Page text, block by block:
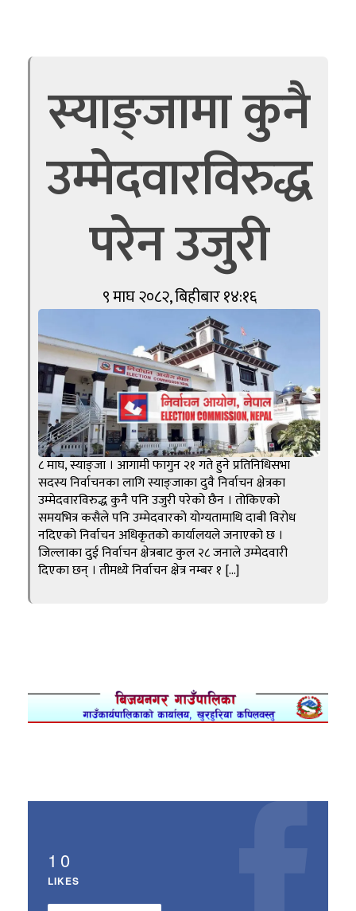
स्याङ्जामा कुनै
उम्मेदवारविरुद्ध
परेन उजुरी
९ माघ २०८२, बिहीबार १४:१६
८ माघ, स्याङ्जा । आगामी फागुन २१ गते हुने प्रतिनिधिसभा
सदस्य निर्वाचनका लागि स्याङ्जाका दुवै निर्वाचन क्षेत्रका
उम्मेदवारविरुद्ध कुनै पनि उजुरी परेको छैन । तोकिएको
समयभित्र कसैले पनि उम्मेदवारको योग्यतामाथि दाबी विरोध
नदिएको निर्वाचन अधिकृतको कार्यालयले जनाएको छ ।
जिल्लाका दुई निर्वाचन क्षेत्रबाट कुल २८ जनाले उम्मेदवारी
दिएका छन् । तीमध्ये निर्वाचन क्षेत्र नम्बर १ […]
10
LIKES